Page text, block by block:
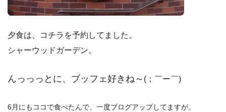
夕食は、コチラを予約してました。
シャーウッドガーデン。
んっっっとに、ブッフェ好きね～ (；￣ー￣)ゞ
6月にもココで食べたんで、一度ブログアップしてますが。